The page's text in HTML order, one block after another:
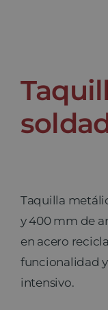
Taquilla
y 400 mm de
en acero
funcionalidad
intensivo.